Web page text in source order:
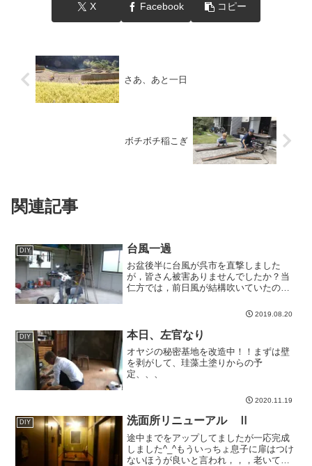
X Facebook コピー
さあ、あと一日
ボチボチ稲こぎ
関連記事
DIY 台風一過
お盆後半に台風が呉市を直撃しました
が，皆さん被害ありませんでしたか？当
仁方では，前日風が結構吹いていたので
2019.08.20
DIY 本日、左官なり
オヤジの秘密基地を改造中！！まずは壁
を剥がして、珪藻土塗りからの予
定、、、
2020.11.19
DIY 洗面所リニューアル Ⅱ
途中までをアップしてましたが一応完成
しました^_^もういっちょ息子に扉はつけ
ないほうが良いと言われ，，，老いては